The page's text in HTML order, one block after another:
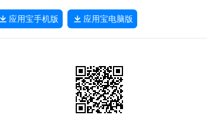
应用宝手机版 应用宝电脑版